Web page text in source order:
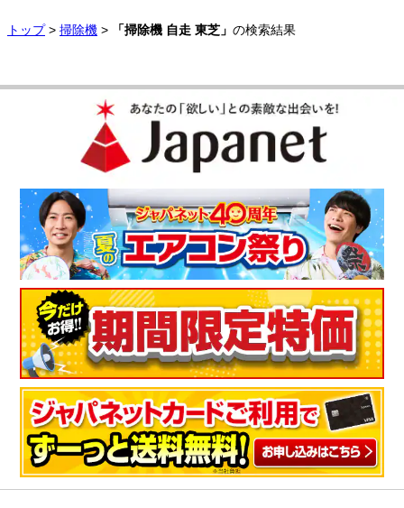
トップ> 掃除機 > 「掃除機 自走 東芝」 の検索結果